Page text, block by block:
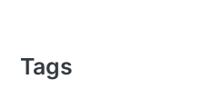
Tags